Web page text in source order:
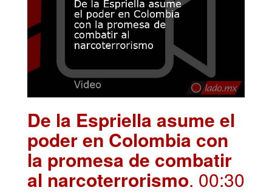
De la Espriella asume el
poder en Colombia con
la promesa de combatir
al narcoterrorismo. 00:30